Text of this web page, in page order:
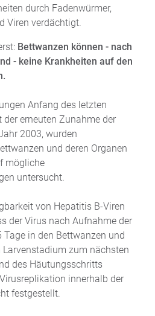
durch Fadenwürmer,
Viren verdächtigt.
Bettwanzen können - nach
- keine Krankheiten auf den
Anfang des letzten
erneuten Zunahme der
2003, wurden
und deren Organen
mögliche
untersucht.
von Hepatitis B-Viren
der Virus nach Aufnahme der
in den Bettwanzen und
zum nächsten
des Häutungsschritts
innerhalb der
festgestellt.